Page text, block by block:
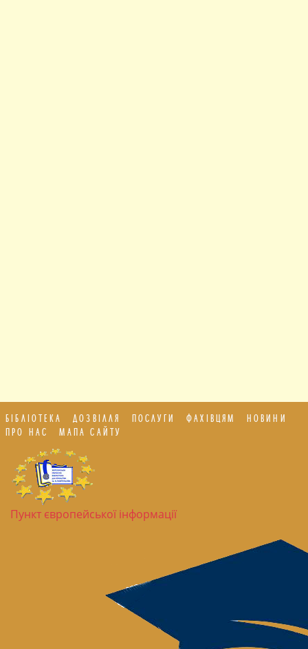
БІБЛІОТЕКА ДОЗВІЛЛЯ ПОСЛУГИ ФАХІВЦЯМ
НОВИНИ
ПРО НАС
МАПА САЙТУ
Пункт європейської інформації